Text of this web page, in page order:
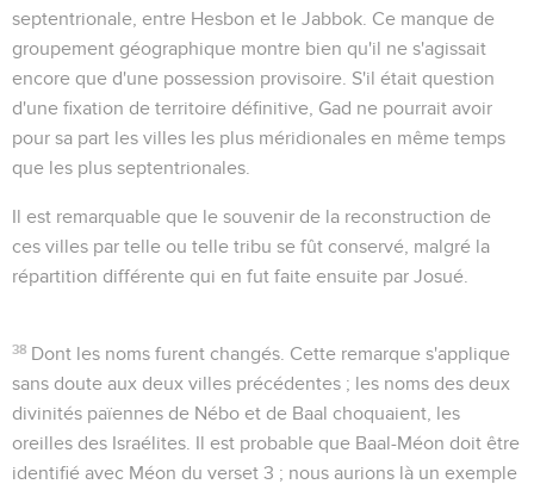
septentrionale, entre Hesbon et le Jabbok. Ce manque de
groupement géographique montre bien qu'il ne s'agissait
encore que d'une possession provisoire. S'il était question
d'une fixation de territoire définitive, Gad ne pourrait avoir
pour sa part les villes les plus méridionales en même temps
que les plus septentrionales.
Il est remarquable que le souvenir de la reconstruction de
ces villes par telle ou telle tribu se fût conservé, malgré la
répartition différente qui en fut faite ensuite par Josué.
38 Dont les noms furent changés . Cette remarque s'applique
sans doute aux deux villes précédentes ; les noms des deux
divinités païennes de Nébo et de Baal choquaient, les
oreilles des Israélites. Il est probable que Baal-Méon doit être
identifié avec Méon du verset 3 ; nous aurions là un exemple